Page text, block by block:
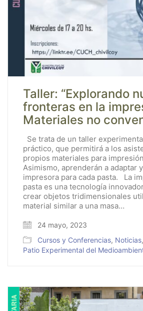
Taller: “Explorando
fronteras en la
Materiales no
Se trata de un taller
práctico, que permitirá a los
propios materiales para
Asimismo, aprenderán a adaptar
impresora para cada pasta. La
pasta es una tecnología
crear objetos tridimensionales
material similar a una masa…
24 mayo, 2023
Cursos y Conferencias, Noticias,
Patio Experimental del